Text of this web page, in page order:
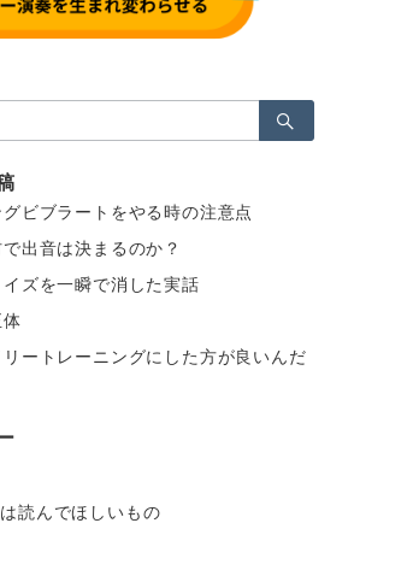
ビブラートをやる時の注意点
出音は決まるのか？
ズを一瞬で消した実話
リートレーニングにした方が良いんだ
読んでほしいもの